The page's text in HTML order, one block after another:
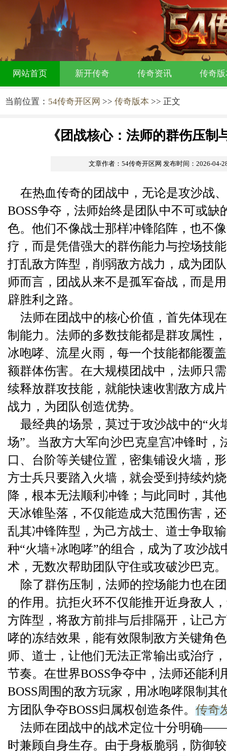
网站首页 新开传奇 传奇资讯 传奇
当前位置： 54传奇开区网 >> 传奇版本 >> 正文
《团战核心：法师的群伤压制
文章作者：54传奇开区网 发布时间：2026-04-
在热血传奇的团战中，无论是攻沙战
BOSS争夺，法师始终是团队中不可或缺
色。他们不像战士那样冲锋陷阵，也不
疗，而是凭借强大的群伤能力与控场技
打乱敌方阵型，削弱敌方战力，成为团
师而言，团战从来不是孤军奋战，而是
辟胜利之路。
法师在团战中的核心价值，首先体现
制能力。法师的多数技能都是群攻属性
冰咆哮、流星火雨，每一个技能都能覆
额群体伤害。在大规模团战中，法师只
续释放群攻技能，就能快速收割敌方成
战力，为团队创造优势。
最经典的场景，莫过于攻沙战中的“火
场”。当敌方大军向沙巴克皇宫冲锋时，
口、台阶等关键位置，密集铺设火墙，
方士兵只要踏入火墙，就会受到持续灼
降，根本无法顺利冲锋；与此同时，其
天冰锥坠落，不仅能造成大范围伤害，
乱其冲锋阵型，为己方战士、道士争取
种“火墙+冰咆哮”的组合，成为了攻沙战
术，无数次帮助团队守住或攻破沙巴克。
除了群伤压制，法师的控场能力也在
的作用。抗拒火环不仅能推开近身敌人
方阵型，将敌方前排与后排隔开，让己
哮的冻结效果，能有效限制敌方关键角
师、道士，让他们无法正常输出或治疗
节奏。在世界BOSS争夺中，法师还能利
BOSS周围的敌方玩家，用冰咆哮限制其
方团队争夺BOSS归属权创造条件。 传奇
法师在团战中的战术定位十分明确
时兼顾自身生存。由于身板脆弱，防御